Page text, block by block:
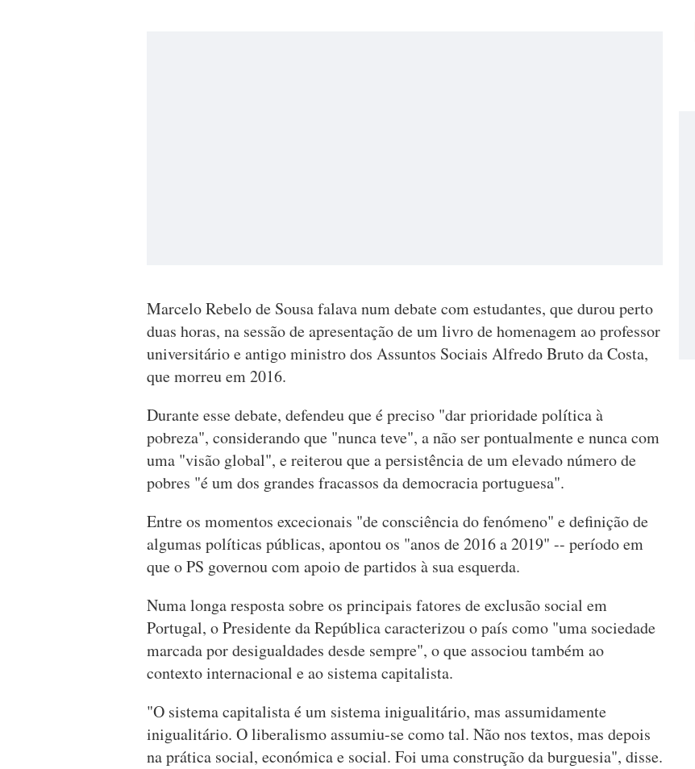
Marcelo Rebelo de Sousa falava num debate com estudantes, que durou perto
duas horas, na sessão de apresentação de um livro de homenagem ao professor
universitário e antigo ministro dos Assuntos Sociais Alfredo Bruto da Costa,
que morreu em 2016.
Durante esse debate, defendeu que é preciso "dar prioridade política à
pobreza", considerando que "nunca teve", a não ser pontualmente e nunca com
uma "visão global", e reiterou que a persistência de um elevado número de
pobres "é um dos grandes fracassos da democracia portuguesa".
Entre os momentos excecionais "de consciência do fenómeno" e definição de
algumas políticas públicas, apontou os "anos de 2016 a 2019" -- período em
que o PS governou com apoio de partidos à sua esquerda.
Numa longa resposta sobre os principais fatores de exclusão social em
Portugal, o Presidente da República caracterizou o país como "uma sociedade
marcada por desigualdades desde sempre", o que associou também ao
contexto internacional e ao sistema capitalista.
"O sistema capitalista é um sistema inigualitário, mas assumidamente
inigualitário. O liberalismo assumiu-se como tal. Não nos textos, mas depois
na prática social, económica e social. Foi uma construção da burguesia", disse.